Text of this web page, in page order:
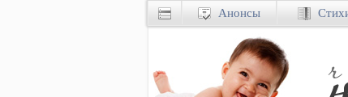
Анонсы